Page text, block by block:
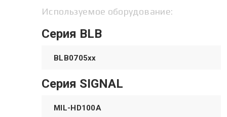
Используемое оборудование:
Серия BLB
BLB0705xx
Серия SIGNAL
MIL-HD100A